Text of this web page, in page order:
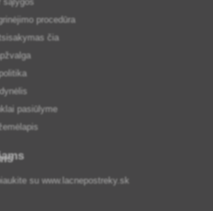
procedūra
čia
pasiūlyme
su www.lacnepostreky.sk